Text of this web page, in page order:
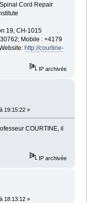
Cord Repair
19, CH-1015
Mobile : +4179
http://courtine-
IP archivée
19:15:22 »
COURTINE, il
IP archivée
18:13:12 »